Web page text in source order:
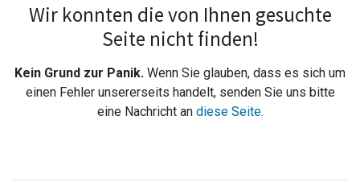
Fehler 404
Wir konnten die von Ihnen gesuchte
Seite nicht finden!
Kein Grund zur Panik. Wenn Sie glauben, dass es sich um
einen Fehler unsererseits handelt, senden Sie uns bitte
eine Nachricht an diese Seite.